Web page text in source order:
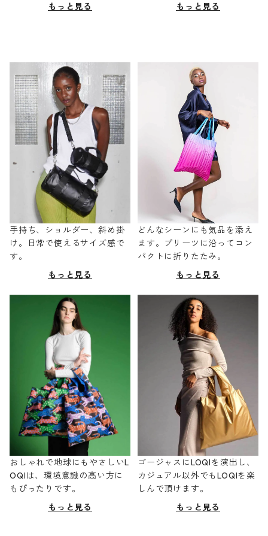
もっと見る
もっと見る
手持ち、ショルダー、斜め掛
け。日常で使えるサイズ感で
す。
もっと見る
どんなシーンにも気品を添え
ます。プリーツに沿ってコン
パクトに折りたたみ。
もっと見る
おしゃれで地球にもやさしいL
OQIは、環境意識の高い方に
もぴったりです。
もっと見る
ゴージャスにLOQIを演出し、
カジュアル以外でもLOQIを楽
しんで頂けます。
もっと見る